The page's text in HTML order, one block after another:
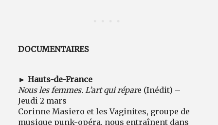
DOCUMENTAIRES
► Hauts-de-France
Nous les femmes. L’art qui répare (Inédit) –
Jeudi 2 mars
Corinne Masiero et les Vaginites, groupe de
musique punk-opéra, nous entraînent dans